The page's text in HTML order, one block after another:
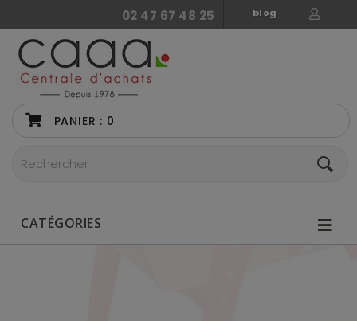
blog
02 47 67 48 25
PANIER : 0
CATÉGORIES